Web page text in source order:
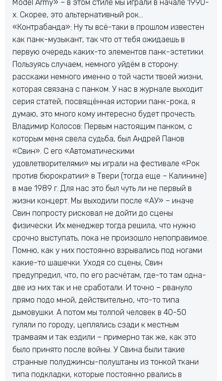
Model Army» – в этом стиле мы играли в начале 1990-
х. Скорее, это альтернативный рок…
«Контрабанда»: Ну ты всё-таки в прошлом известен
как панк-музыкант, так что от тебя ожидаешь в
первую очередь каких-то элементов панк-эстетики.
Пользуясь случаем, немного уйдём в сторону:
расскажи немного именно о той части твоей жизни,
которая связана с панком. У нас в журнале выходит
серия статей, посвящённая истории панк-рока, я
думаю, это много кому интересно будет прочесть.
Владимир Колосов: Первым настоящим панком, с
которым меня свела судьба, был Андрей Панов
«Свин». С его «Автоматическими
удовлетворителями» мы играли на фестивале «Рок
против бюрократии» в Твери (тогда еще – Калинине)
в мае 1989 г. Для нас это был чуть ли не первый в
жизни концерт. Мы выходили после «АУ» – иначе
Свин попросту рисковал не дойти до сцены
физически. Их менеджер тогда решила, что нужно
срочно выступать, пока не произошло непоправимое.
Помню, как у них постоянно взрывались под ногами
какие-то шашечки. Уходя со сцены, Свин
предупредил, что, по его расчётам, где-то там одна-
две из них так и не сработали. И точно – рвануло
прямо подо мной, действительно, что-то типа
дымовушки. А потом мы толпой человек в 40-50
гуляли по городу, цеплялись сзади к местным
трамваям и так ездили – примерно так же, как это
было принято после войны. У Свина были такие
странные полуджинсы-полуштаны из тонкой ткани
типа подкладки, которые постоянно рвались в